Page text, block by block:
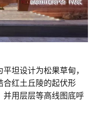
坦设计为松果草甸，
合红土丘陵的起伏形
并用层层等高线图底呼